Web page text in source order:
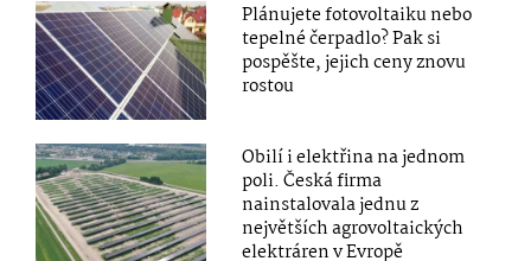
Plánujete fotovoltaiku nebo
tepelné čerpadlo? Pak si
pospěšte, jejich ceny znovu
rostou
Obilí i elektřina na jednom
poli. Česká firma
nainstalovala jednu z
největších agrovoltaických
elektráren v Evropě